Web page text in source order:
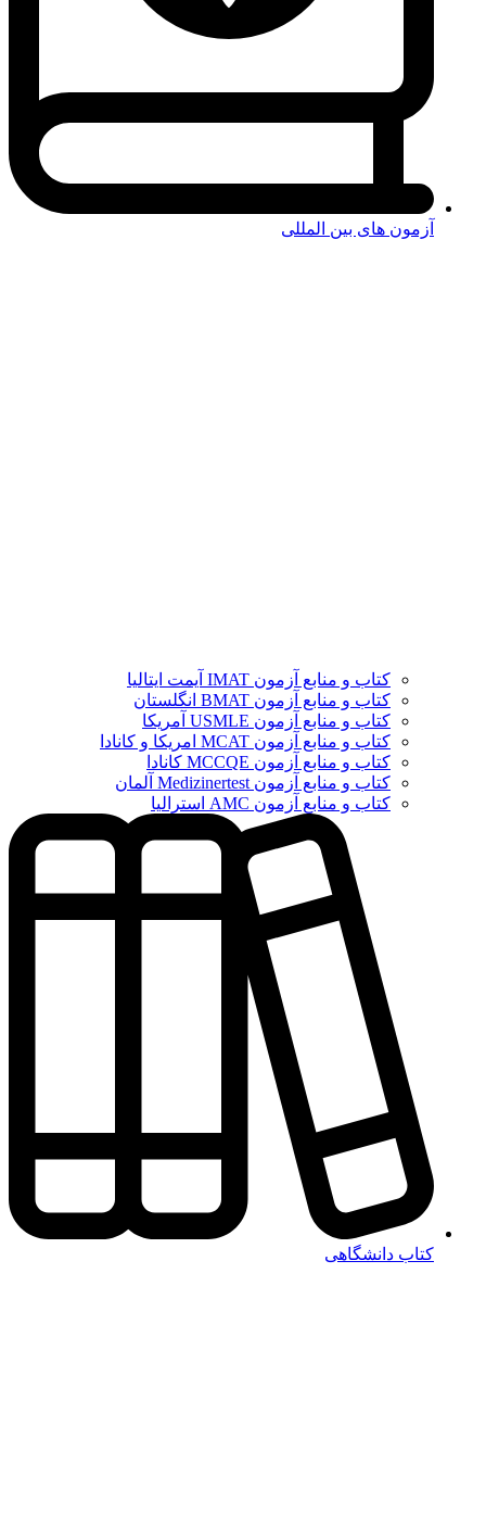
آزمون های بین المللی
کتاب و منابع آزمون IMAT آیمت ایتالیا
کتاب و منابع آزمون BMAT انگلستان
کتاب و منابع آزمون USMLE آمریکا
کتاب و منابع آزمون MCAT امریکا و کانادا
کتاب و منابع آزمون MCCQE کانادا
کتاب و منابع آزمون Medizinertest آلمان
کتاب و منابع آزمون AMC استرالیا
کتاب دانشگاهی